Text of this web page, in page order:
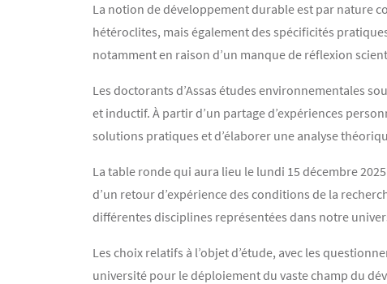
La notion de développement durable est par nature
hétéroclites, mais également des spécificités
notamment en raison d’un manque de réflexion
Les doctorants d’Assas études environnementales
et inductif. À partir d’un partage d’expériences
solutions pratiques et d’élaborer une analyse
La table ronde qui aura lieu le lundi 15 décembre
d’un retour d’expérience des conditions de la
différentes disciplines représentées dans notre
Les choix relatifs à l’objet d’étude, avec les
université pour le déploiement du vaste champ du